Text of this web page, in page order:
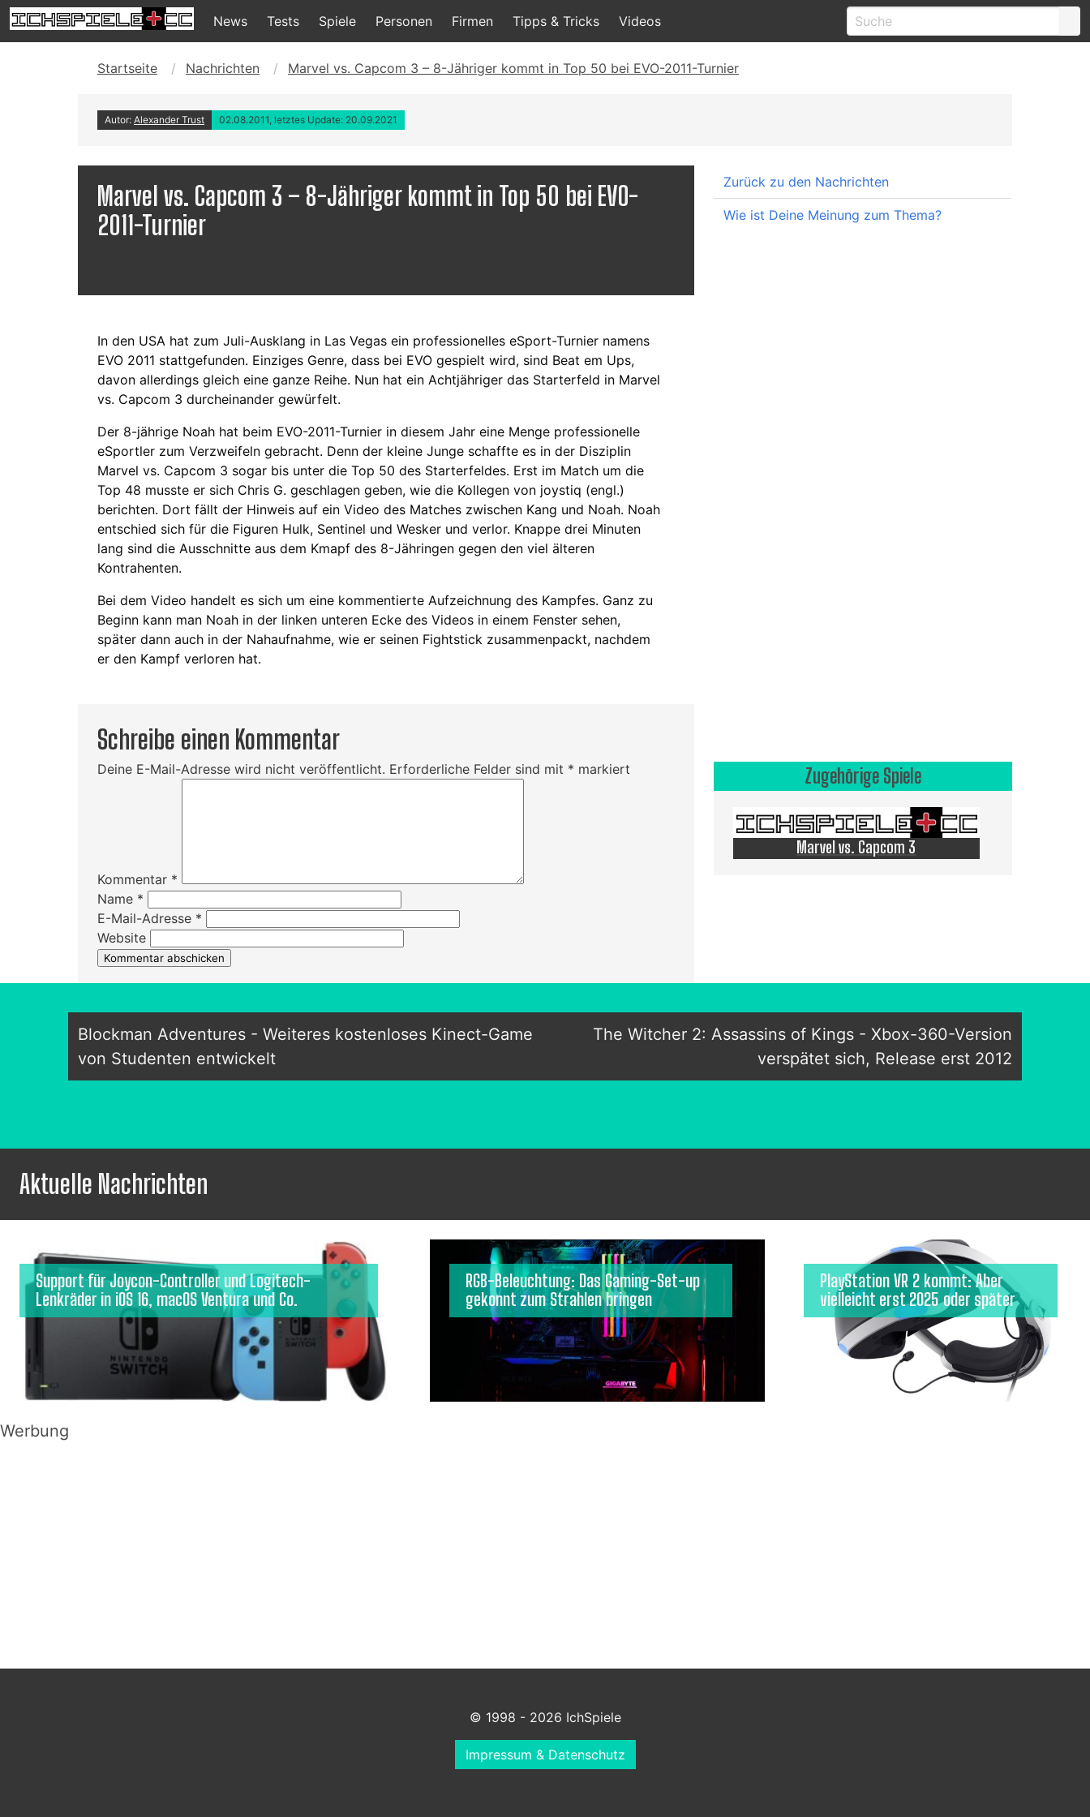
News Tests Spiele Personen Firmen Tipps & Tricks Videos
Startseite Nachrichten Marvel vs. Capcom 3 – 8-Jähriger kommt in Top 50 bei EVO-2011-Turnier
Autor: Alexander Trust 02.08.2011, letztes Update: 20.09.2021
Marvel vs. Capcom 3 – 8-Jähriger kommt in Top 50 bei EVO-
2011-Turnier
In den USA hat zum Juli-Ausklang in Las Vegas ein professionelles eSport-Turnier namens
EVO 2011 stattgefunden. Einziges Genre, dass bei EVO gespielt wird, sind Beat em Ups,
davon allerdings gleich eine ganze Reihe. Nun hat ein Achtjähriger das Starterfeld in Marvel
vs. Capcom 3 durcheinander gewürfelt.
Der 8-jährige Noah hat beim EVO-2011-Turnier in diesem Jahr eine Menge professionelle
eSportler zum Verzweifeln gebracht. Denn der kleine Junge schaffte es in der Disziplin
Marvel vs. Capcom 3 sogar bis unter die Top 50 des Starterfeldes. Erst im Match um die
Top 48 musste er sich Chris G. geschlagen geben, wie die Kollegen von joystiq (engl.)
berichten. Dort fällt der Hinweis auf ein Video des Matches zwischen Kang und Noah. Noah
entschied sich für die Figuren Hulk, Sentinel und Wesker und verlor. Knappe drei Minuten
lang sind die Ausschnitte aus dem Kmapf des 8-Jähringen gegen den viel älteren
Kontrahenten.
Bei dem Video handelt es sich um eine kommentierte Aufzeichnung des Kampfes. Ganz zu
Beginn kann man Noah in der linken unteren Ecke des Videos in einem Fenster sehen,
später dann auch in der Nahaufnahme, wie er seinen Fightstick zusammenpackt, nachdem
er den Kampf verloren hat.
Schreibe einen Kommentar
Deine E-Mail-Adresse wird nicht veröffentlicht. Erforderliche Felder sind mit * markiert
Kommentar *
Name *
E-Mail-Adresse *
Website
Zurück zu den Nachrichten
Wie ist Deine Meinung zum Thema?
Zugehörige Spiele
Marvel vs. Capcom 3
Blockman Adventures - Weiteres kostenloses Kinect-Game
von Studenten entwickelt
The Witcher 2: Assassins of Kings - Xbox-360-Version
verspätet sich, Release erst 2012
Aktuelle Nachrichten
Support für Joycon-Controller und Logitech-
Lenkräder in iOS 16, macOS Ventura und Co.
RGB-Beleuchtung: Das Gaming-Set-up
gekonnt zum Strahlen bringen
PlayStation VR 2 kommt: Aber
vielleicht erst 2025 oder später
Werbung
© 1998 - 2026 IchSpiele
Impressum & Datenschutz